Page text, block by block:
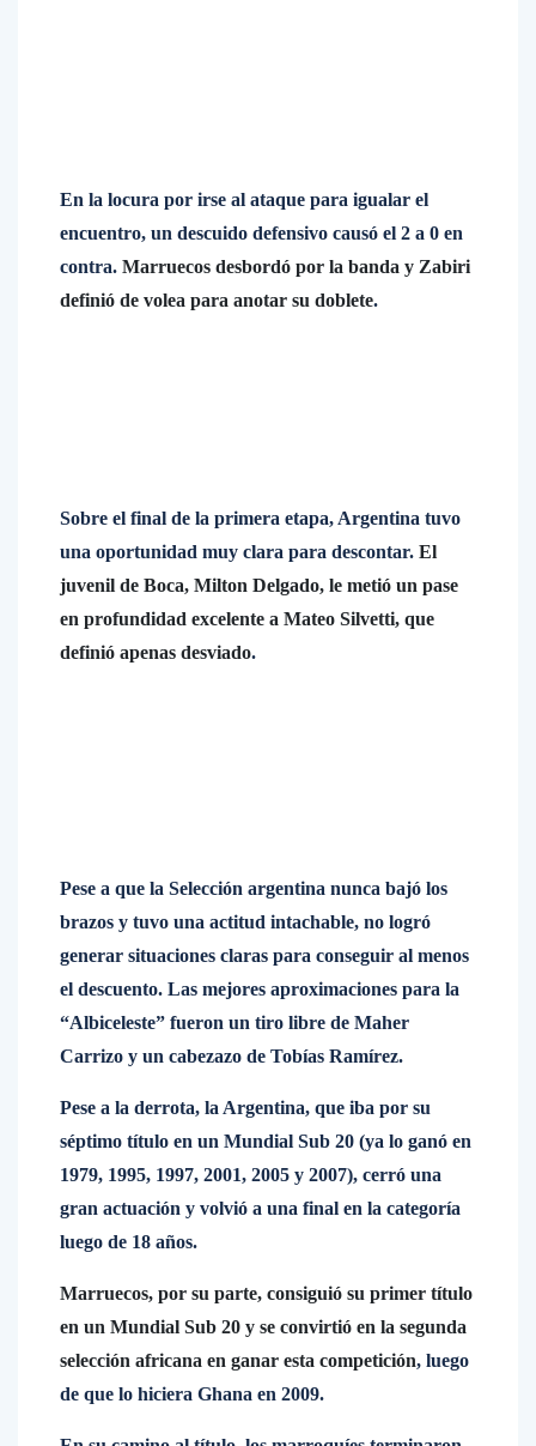
En la locura por irse al ataque para igualar el
encuentro, un descuido defensivo causó el 2 a 0 en
contra. Marruecos desbordó por la banda y Zabiri
definió de volea para anotar su doblete.
Sobre el final de la primera etapa, Argentina tuvo
una oportunidad muy clara para descontar. El
juvenil de Boca, Milton Delgado, le metió un pase
en profundidad excelente a Mateo Silvetti, que
definió apenas desviado.
Pese a que la Selección argentina nunca bajó los
brazos y tuvo una actitud intachable, no logró
generar situaciones claras para conseguir al menos
el descuento. Las mejores aproximaciones para la
“Albiceleste” fueron un tiro libre de Maher
Carrizo y un cabezazo de Tobías Ramírez.
Pese a la derrota, la Argentina, que iba por su
séptimo título en un Mundial Sub 20 (ya lo ganó en
1979, 1995, 1997, 2001, 2005 y 2007), cerró una
gran actuación y volvió a una final en la categoría
luego de 18 años.
Marruecos, por su parte, consiguió su primer título
en un Mundial Sub 20 y se convirtió en la segunda
selección africana en ganar esta competición, luego
de que lo hiciera Ghana en 2009.